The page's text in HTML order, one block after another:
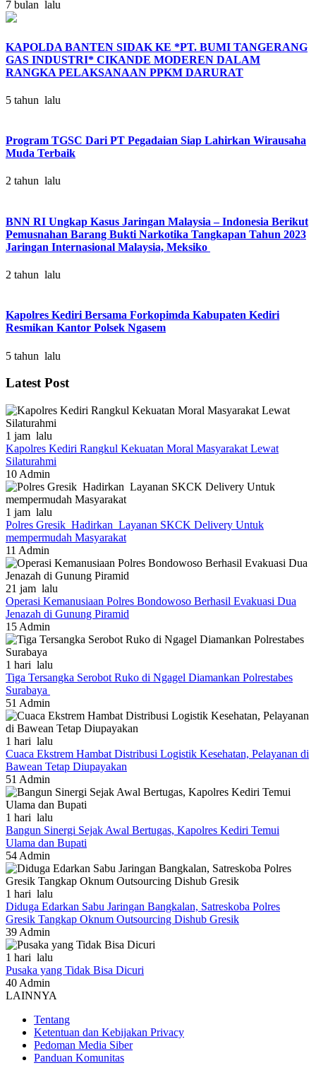
7 bulan lalu
KAPOLDA BANTEN SIDAK KE *PT. BUMI TANGERANG
GAS INDUSTRI* CIKANDE MODEREN DALAM
RANGKA PELAKSANAAN PPKM DARURAT
5 tahun lalu
Program TGSC Dari PT Pegadaian Siap Lahirkan Wirausaha
Muda Terbaik
2 tahun lalu
BNN RI Ungkap Kasus Jaringan Malaysia – Indonesia Berikut
Pemusnahan Barang Bukti Narkotika Tangkapan Tahun 2023
Jaringan Internasional Malaysia, Meksiko
2 tahun lalu
Kapolres Kediri Bersama Forkopimda Kabupaten Kediri
Resmikan Kantor Polsek Ngasem
5 tahun lalu
Latest Post
1 jam lalu
Kapolres Kediri Rangkul Kekuatan Moral Masyarakat Lewat
Silaturahmi
10 Admin
1 jam lalu
Polres Gresik Hadirkan Layanan SKCK Delivery Untuk
mempermudah Masyarakat
11 Admin
21 jam lalu
Operasi Kemanusiaan Polres Bondowoso Berhasil Evakuasi Dua
Jenazah di Gunung Piramid
15 Admin
1 hari lalu
Tiga Tersangka Serobot Ruko di Ngagel Diamankan Polrestabes
Surabaya
51 Admin
1 hari lalu
Cuaca Ekstrem Hambat Distribusi Logistik Kesehatan, Pelayanan di
Bawean Tetap Diupayakan
51 Admin
1 hari lalu
Bangun Sinergi Sejak Awal Bertugas, Kapolres Kediri Temui
Ulama dan Bupati
54 Admin
1 hari lalu
Diduga Edarkan Sabu Jaringan Bangkalan, Satreskoba Polres
Gresik Tangkap Oknum Outsourcing Dishub Gresik
39 Admin
1 hari lalu
Pusaka yang Tidak Bisa Dicuri
40 Admin
LAINNYA
Tentang
Ketentuan dan Kebijakan Privacy
Pedoman Media Siber
Panduan Komunitas